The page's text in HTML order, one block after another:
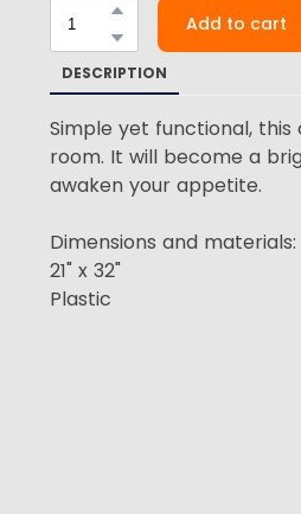
Add to cart
DESCRIPTION
Simple yet functional,
room. It will become a
awaken your appetite.
Dimensions and materials:
21" x 32"
Plastic